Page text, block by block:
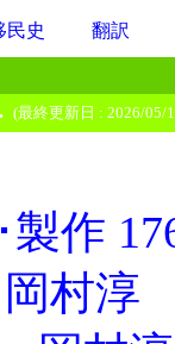
民史 翻訳
(最終更新日 : 2026/05/
製作
村淳